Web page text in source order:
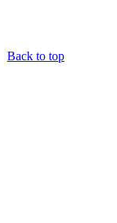
Back to top